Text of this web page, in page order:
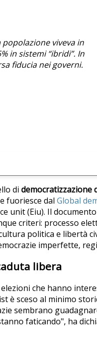
popolazione viveva in
in sistemi “ibridi”. In
fiducia nei governi.
di democratizzazione
fuoriesce dal Global
unit (Eiu). Il
criteri: processo
politica e libertà
imperfette,
libera
che hanno
è sceso al minimo
sembrano
faticando", ha